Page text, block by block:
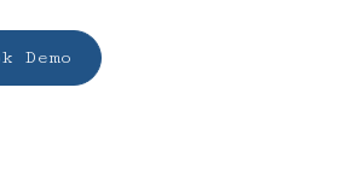
Demo